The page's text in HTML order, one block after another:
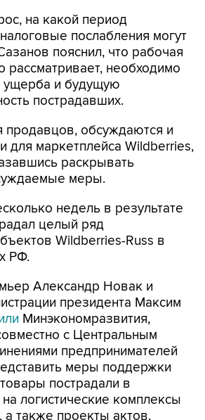
на какой период
послабления могут
пояснил, что рабочая
рассматривает, необходимо
ущерба и будущую
пострадавших.
обсуждаются и
для маркетплейса Wildberries,
раскрывать
меры.
недель в результате
целый ряд
Wildberries-Russ в
РФ.
Александр Новак и
президента Максим
Минэкономразвития,
с Центральным
предпринимателей
меры поддержки
пострадали в
на логистические комплексы
а также проекты актов,